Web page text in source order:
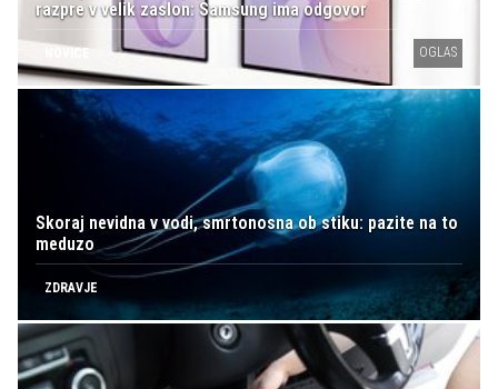
razpre v velik zaslon: Samsung ima odgovor
OGLAS
Skoraj nevidna v vodi, smrtonosna ob stiku: pazite na to
meduzo
ZDRAVJE